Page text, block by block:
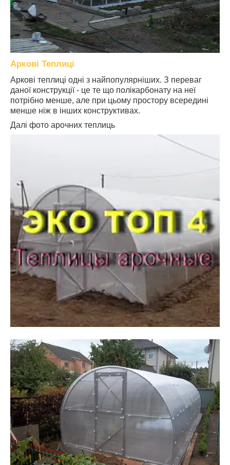
Аркові Теплиці
Аркові теплиці одні з найпопулярніших. З переваг
даної конструкції - це те що полікарбонату на неї
потрібно менше, але при цьому простору всередині
менше ніж в інших конструктивах.
Далі фото арочних теплиць